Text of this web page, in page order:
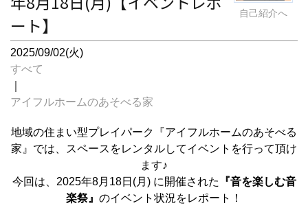
自己紹介へ
ート】
2025/09/02(火)
すべて
アイフルホームのあそべる家
地域の住まい型プレイパーク『アイフルホームのあそべる
家』では、スペースをレンタルしてイベントを行って頂け
ます♪
今回は、2025年8月18日(月) に開催された 『音を楽しむ音
楽祭』 のイベント状況をレポート！